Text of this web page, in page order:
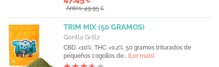
Antes: 49,95€
TRIM MIX (50 GRAMOS)
Gorilla Grillz
CBD: <10%; THC: <0.2%. 50 gramos triturados de
pequeños cogollos de... [Ler mais]